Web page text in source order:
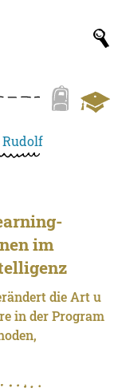
Rudolf
im
die Art u
in der Program